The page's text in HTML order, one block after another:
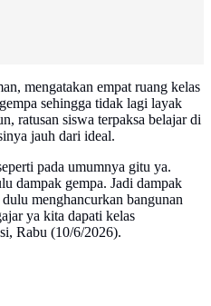
mengatakan empat ruang kelas
sehingga tidak lagi layak
ratusan siswa terpaksa belajar di
jauh dari ideal.
pada umumnya gitu ya.
dampak gempa. Jadi dampak
menghancurkan bangunan
ya kita dapati kelas
Rabu (10/6/2026).